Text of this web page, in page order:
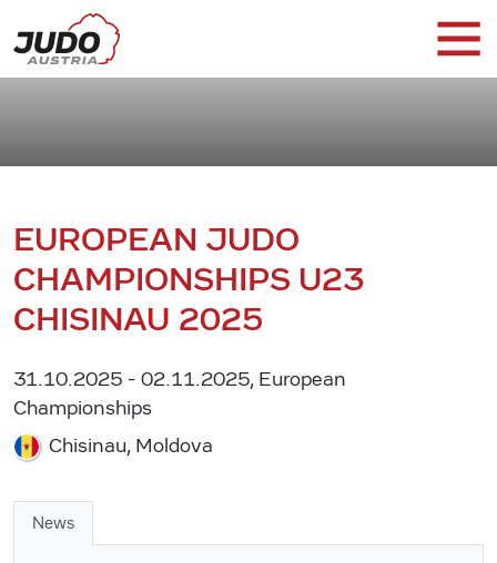
EUROPEAN JUDO
CHAMPIONSHIPS U23
CHISINAU 2025
31.10.2025 - 02.11.2025, European
Championships
Chisinau, Moldova
News